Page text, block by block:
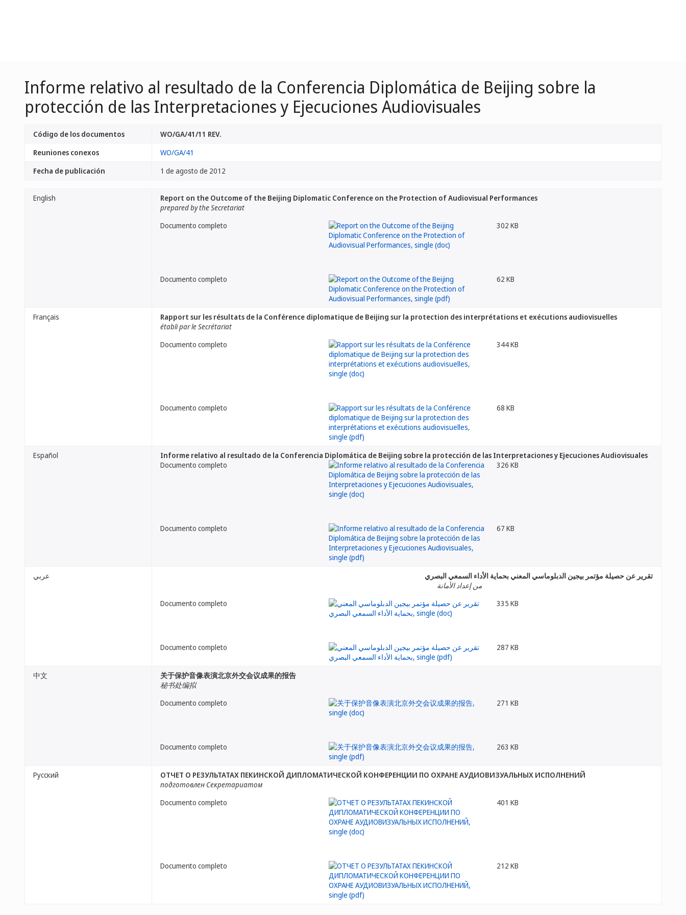
Informe relativo al resultado de la Conferencia Diplomática de Beijing sobre la
protección de las Interpretaciones y Ejecuciones Audiovisuales
Código de los documentos
WO/GA/41/11 REV.
Reuniones conexos
WO/GA/41
Fecha de publicación
1 de agosto de 2012
English
Report on the Outcome of the Beijing Diplomatic Conference on the Protection of Audiovisual Performances
prepared by the Secretariat
Documento completo
302 KB
Documento completo 62 KB
Français
Rapport sur les résultats de la Conférence diplomatique de Beijing sur la protection des interprétations et exécutions audiovisuelles
établi par le Secrétariat
Documento completo
344 KB
Documento completo 68 KB
Español
Informe relativo al resultado de la Conferencia Diplomática de Beijing sobre la protección de las Interpretaciones y Ejecuciones Audiovisuales
Documento completo
326 KB
Documento completo 67 KB
عربي
تقرير عن حصيلة مؤتمر بيجين الدبلوماسي المعني بحماية الأداء السمعي البصري
من إعداد الأمانة
Documento completo
335 KB
Documento completo 287 KB
中文
关于保护音像表演北京外交会议成果的报告
秘书处编拟
Documento completo
271 KB
Documento completo 263 KB
Русский
ОТЧЕТ О РЕЗУЛЬТАТАХ ПЕКИНСКОЙ ДИПЛОМАТИЧЕСКОЙ КОНФЕРЕНЦИИ ПО ОХРАНЕ АУДИОВИЗУАЛЬНЫХ ИСПОЛНЕНИЙ
подготовлен Секретариатом
Documento completo
401 KB
Documento completo 212 KB